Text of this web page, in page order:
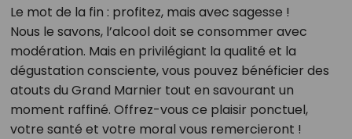
Le mot de la fin : profitez, mais avec sagesse !
Nous le savons, l’alcool doit se consommer avec
modération. Mais en privilégiant la qualité et la
dégustation consciente, vous pouvez bénéficier des
atouts du Grand Marnier tout en savourant un
moment raffiné. Offrez-vous ce plaisir ponctuel,
votre santé et votre moral vous remercieront !